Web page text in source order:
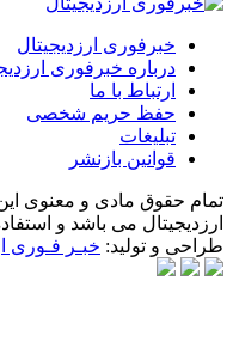
ارتباط با ما
حفظ حریم شخصی
تبلیغات
قوانین بازنشر
تمام حقوق مادی و معنوی
ارزدیجیتال می باشد و
طراحی و تولید:خبـر فـوری